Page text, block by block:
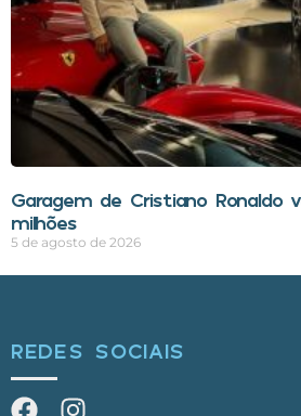
Garagem de Cristiano Ronaldo
milhões
5 de agosto de 2026
REDES SOCIAIS